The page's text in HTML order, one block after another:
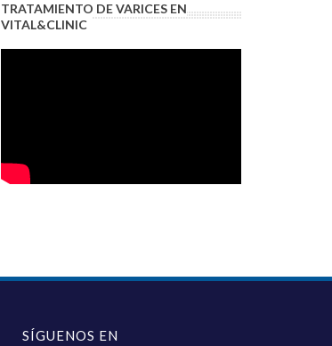
TRATAMIENTO DE VARICES EN
VITAL&CLINIC
SÍGUENOS EN